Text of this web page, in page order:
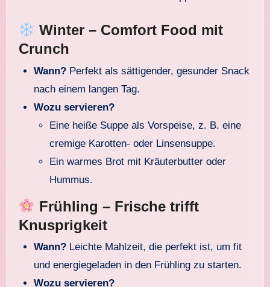
Winter – Comfort Food mit
Crunch
Wann? Perfekt als sättigender, gesunder Snack
nach einem langen Tag.
Wozu servieren?
Eine heiße Suppe als Vorspeise, z. B. eine
cremige Karotten- oder Linsensuppe.
Ein warmes Brot mit Kräuterbutter oder
Hummus.
Frühling – Frische trifft
Knusprigkeit
Wann? Leichte Mahlzeit, die perfekt ist, um fit
und energiegeladen in den Frühling zu starten.
Wozu servieren?